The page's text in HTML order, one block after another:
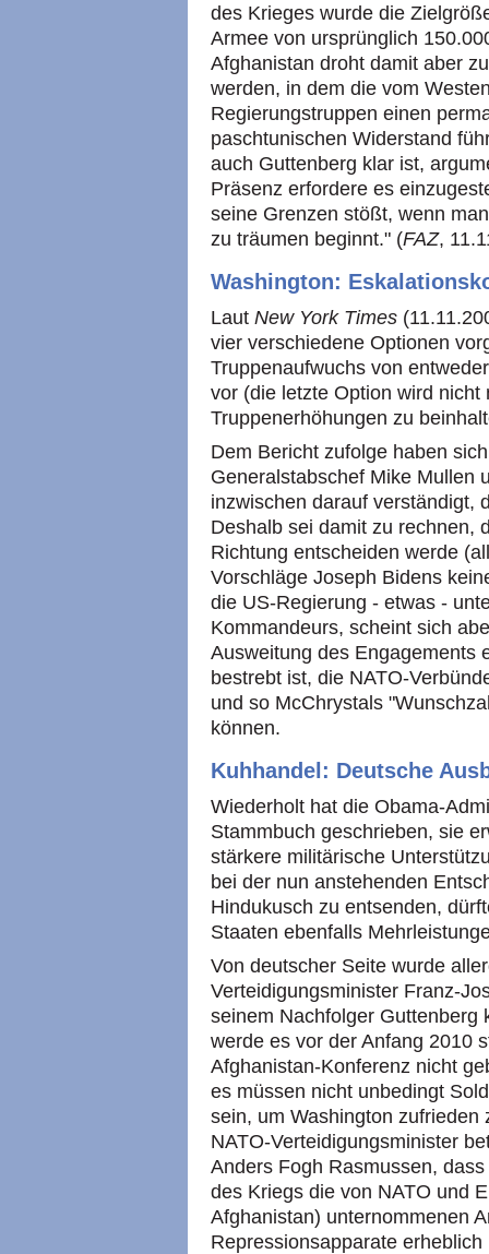
des Krieges wurde die
Armee von ursprünglich
Afghanistan droht damit aber
werden, in dem die vom
Regierungstruppen einen
paschtunischen Widerstand
auch Guttenberg klar ist,
Präsenz erfordere es
seine Grenzen stößt, wenn
zu träumen beginnt." (FAZ,
Washington:
Laut New York Times
vier verschiedene Optionen
Truppenaufwuchs von
vor (die letzte Option wird
Truppenerhöhungen zu
Dem Bericht zufolge haben
Generalstabschef Mike Mullen
inzwischen darauf verständigt,
Deshalb sei damit zu rechnen,
Richtung entscheiden werde
Vorschläge Joseph Bidens
die US-Regierung - etwas -
Kommandeurs, scheint sich
Ausweitung des Engagements
bestrebt ist, die NATO-
und so McChrystals
können.
Kuhhandel: Deutsche
Wiederholt hat die Obama-
Stammbuch geschrieben, sie
stärkere militärische
bei der nun anstehenden
Hindukusch zu entsenden,
Staaten ebenfalls
Von deutscher Seite wurde
Verteidigungsminister Franz-
seinem Nachfolger Guttenberg
werde es vor der Anfang 2010
Afghanistan-Konferenz nicht
es müssen nicht unbedingt
sein, um Washington
NATO-Verteidigungsminister
Anders Fogh Rasmussen,
des Kriegs die von NATO und
Afghanistan) unternommenen
Repressionsapparate